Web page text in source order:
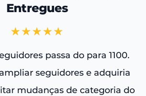
Entregues
★★★★★
passa do para 1100.
seguidores e adquiria
mudanças de categoria do